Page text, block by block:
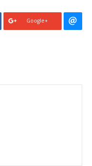
Google+